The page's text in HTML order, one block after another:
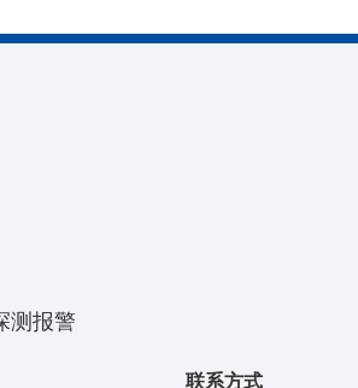
测报警
联系方式